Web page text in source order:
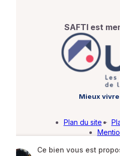
Ce bien vous est
SAFTI est
Mieux
Plan du site ·
Barème